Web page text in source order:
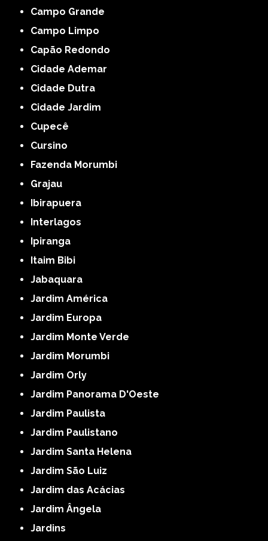
Campo Grande
Campo Limpo
Capão Redondo
Cidade Ademar
Cidade Dutra
Cidade Jardim
Cupecê
Cursino
Fazenda Morumbi
Grajau
Ibirapuera
Interlagos
Ipiranga
Itaim Bibi
Jabaquara
Jardim América
Jardim Europa
Jardim Monte Verde
Jardim Morumbi
Jardim Orly
Jardim Panorama D'Oeste
Jardim Paulista
Jardim Paulistano
Jardim Santa Helena
Jardim São Luiz
Jardim das Acácias
Jardim Ângela
Jardins